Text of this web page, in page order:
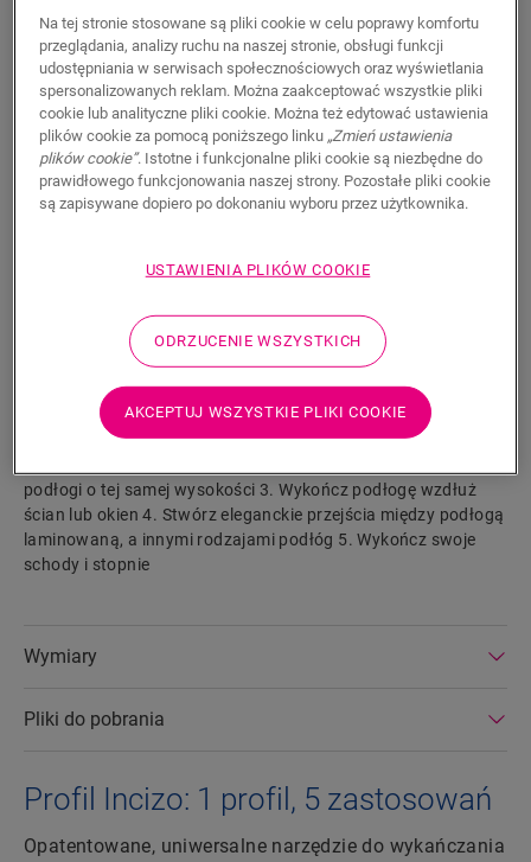
WYSZUKAJ
Właściwości produktu
Ten pojedynczy profil zapewnia wiele rozwiązań do
lub wykończenie przy ścianie lub oknie. Wystarczy przyciąć
dostarczanego w zestawie noża do profilu Incizo. Profil
pasuje idealnie do koloru podłogi. Opakowanie zawiera jeden
profil Incizo, jeden nóż Incizo i jedną plastikową szynę. Aby
uzyskać wodoszczelne wykończenie w wilgotnych
pomieszczeniach, zalecamy połączenie z paskiem piankowym
Foamstrip i zestawem Hydrokit. Profil Incizo umożliwia: 1.
podłogi o tej samej wysokości 3. Wykończ podłogę wzdłuż
ścian lub okien 4. Stwórz eleganckie przejścia między podłogą
laminowaną, a innymi rodzajami podłóg 5. Wykończ swoje
schody i stopnie
Wymiary
Pliki do pobrania
Profil Incizo: 1 profil, 5 zastosowań
Opatentowane, uniwersalne narzędzie do wykańczania
Na tej stronie stosowane są pliki cookie w celu poprawy komfortu
przeglądania, analizy ruchu na naszej stronie, obsługi funkcji
udostępniania w serwisach społecznościowych oraz wyświetlania
spersonalizowanych reklam. Można zaakceptować wszystkie pliki
cookie lub analityczne pliki cookie. Można też edytować ustawienia
plików cookie za pomocą poniższego linku „Zmień ustawienia
plików cookie”. Istotne i funkcjonalne pliki cookie są niezbędne do
prawidłowego funkcjonowania naszej strony. Pozostałe pliki cookie
są zapisywane dopiero po dokonaniu wyboru przez użytkownika.
USTAWIENIA PLIKÓW COOKIE
ODRZUCENIE WSZYSTKICH
AKCEPTUJ WSZYSTKIE PLIKI COOKIE